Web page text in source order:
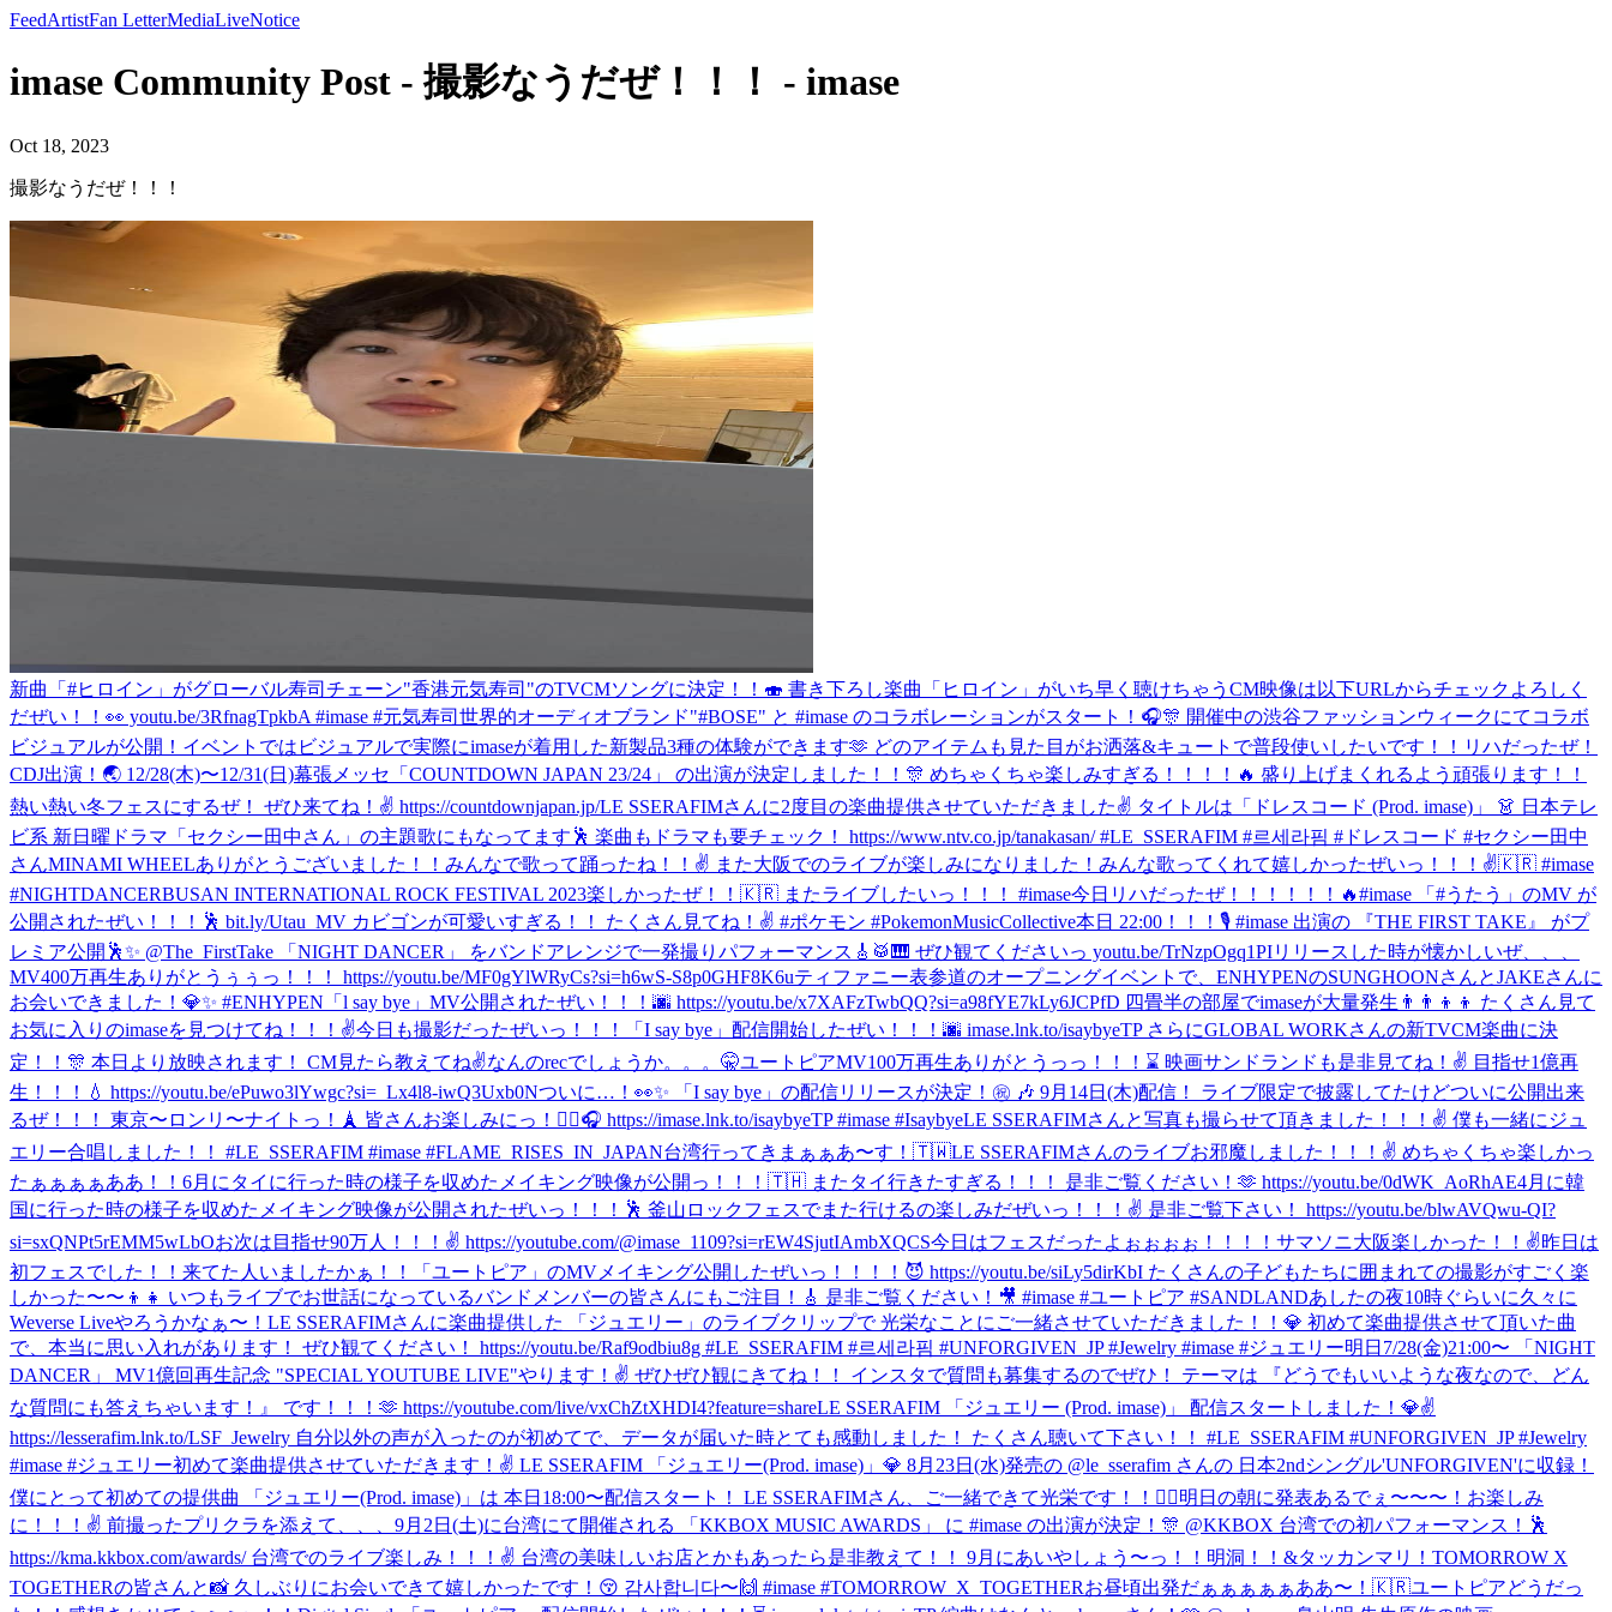
FeedArtistFan LetterMediaLiveNotice
imase Community Post - 撮影なうだぜ！！！ - imase
Oct 18, 2023
撮影なうだぜ！！！
新曲「#ヒロイン」がグローバル寿司チェーン"香港元気寿司"のTVCMソングに決定！！🍣 書き下ろし楽曲「ヒロイン」がいち早く聴けちゃうCM映像は以下URLからチェックよろしく
だぜい！！👀 youtu.be/3RfnagTpkbA #imase #元気寿司 世界的オーディオブランド"#BOSE" と #imase のコラボレーションがスタート！🎧🎊 開催中の渋谷ファッションウィークにてコラボ
ビジュアルが公開！イベントではビジュアルで実際にimaseが着用した新製品3種の体験ができます🫶 どのアイテムも見た目がお洒落&キュートで普段使いしたいです！！ リハだったぜ！
CDJ出演！🌏 12/28(木)〜12/31(日)幕張メッセ「COUNTDOWN JAPAN 23/24」 の出演が決定しました！！🎊 めちゃくちゃ楽しみすぎる！！！！🔥 盛り上げまくれるよう頑張ります！！
熱い熱い冬フェスにするぜ！ ぜひ来てね！✌️ https://countdownjapan.jp/LE SSERAFIMさんに2度目の楽曲提供させていただきました✌️ タイトルは「ドレスコード (Prod. imase)」 👗 日本テレ
ビ系 新日曜ドラマ「セクシー田中さん」の主題歌にもなってます🕺 楽曲もドラマも要チェック！ https://www.ntv.co.jp/tanakasan/ #LE_SSERAFIM #르세라핌 #ドレスコード #セクシー田中
さんMINAMI WHEELありがとうございました！！みんなで歌って踊ったね！！✌️ また大阪でのライブが楽しみになりました！ みんな歌ってくれて嬉しかったぜいっ！！！✌️🇰🇷 #imase
#NIGHTDANCERBUSAN INTERNATIONAL ROCK FESTIVAL 2023楽しかったぜ！！🇰🇷 またライブしたいっ！！！ #imase今日リハだったぜ！！！！！！🔥#imase 「#うたう」のMV が
公開されたぜい！！！🕺 bit.ly/Utau_MV カビゴンが可愛いすぎる！！ たくさん見てね！✌️ #ポケモン #PokemonMusicCollective本日 22:00！！！🎙️ #imase 出演の 『THE FIRST TAKE』 がプ
レミア公開🕺✨ @The_FirstTake 「NIGHT DANCER」 をバンドアレンジで一発撮りパフォーマンス🎸🥁🎹 ぜひ観てくださいっ youtu.be/TrNzpOgq1PIリリースした時が懐かしいぜ、、、
MV400万再生ありがとうぅぅっ！！！ https://youtu.be/MF0gYlWRyCs?si=h6wS-S8p0GHF8K6uティファニー表参道のオープニングイベントで、ENHYPENのSUNGHOONさんとJAKEさんに
お会いできました！💎✨ #ENHYPEN 「l say bye」MV公開されたぜい！！！🌆 https://youtu.be/x7XAFzTwbQQ?si=a98fYE7kLy6JCPfD 四畳半の部屋でimaseが大量発生👨‍👨‍👦‍👦 たくさん見て
お気に入りのimaseを見つけてね！！！✌️今日も撮影だったぜいっ！！！
「I say bye」配信開始したぜい！！！🌆 imase.lnk.to/isaybyeTP さらにGLOBAL WORKさんの新TVCM楽曲に決
定！！🎊 本日より放映されます！ CM見たら教えてね✌️なんのrecでしょうか。。。🤫ユートピアMV100万再生ありがとうっっ！！！⌛️ 映画サンドランドも是非見てね！✌️ 目指せ1億再
生！！！💧 https://youtu.be/ePuwo3lYwgc?si=_Lx4l8-iwQ3Uxb0Nついに…！👀✨ 「I say bye」の配信リリースが決定！㊗️ 🎶 9月14日(木)配信！ ライブ限定で披露してたけどついに公開出来
るぜ！！！ 東京〜ロンリ〜ナイトっ！🗼 皆さんお楽しみにっ！✌🏼🎧 https://imase.lnk.to/isaybyeTP #imase #IsaybyeLE SSERAFIMさんと写真も撮らせて頂きました！！！✌ 僕も一緒にジュ
エリー合唱しました！！ #LE_SSERAFIM #imase #FLAME_RISES_IN_JAPAN台湾行ってきまぁぁあ〜す！🇹🇼LE SSERAFIMさんのライブお邪魔しました！！！✌️ めちゃくちゃ楽しかっ
たぁぁぁぁああ！！ 6月にタイに行った時の様子を収めたメイキング映像が公開っ！！！🇹🇭 またタイ行きたすぎる！！！ 是非ご覧ください！🫶 https://youtu.be/0dWK_AoRhAE4月に韓
国に行った時の様子を収めたメイキング映像が公開されたぜいっ！！！🕺 釜山ロックフェスでまた行けるの楽しみだぜいっ！！！✌️ 是非ご覧下さい！ https://youtu.be/blwAVQwu-QI?
si=sxQNPt5rEMM5wLbOお次は目指せ90万人！！！✌️ https://youtube.com/@imase_1109?si=rEW4SjutIAmbXQCS今日はフェスだったよぉぉぉぉ！！！！サマソニ大阪楽しかった！！✌️昨日は
初フェスでした！！来てた人いましたかぁ！！
「ユートピア」のMVメイキング公開したぜいっ！！！！😈 https://youtu.be/siLy5dirKbI たくさんの子どもたちに囲まれての撮影がすごく楽
しかった〜〜👦👧 いつもライブでお世話になっているバンドメンバーの皆さんにもご注目！🎸 是非ご覧ください！🎥 #imase #ユートピア #SANDLANDあしたの夜10時ぐらいに久々に
Weverse Liveやろうかなぁ〜！ LE SSERAFIMさんに楽曲提供した 「ジュエリー」のライブクリップで 光栄なことにご一緒させていただきました！！💎 初めて楽曲提供させて頂いた曲
で、本当に思い入れがあります！ ぜひ観てください！ https://youtu.be/Raf9odbiu8g #LE_SSERAFIM #르세라핌 #UNFORGIVEN_JP #Jewelry #imase #ジュエリー明日7/28(金)21:00〜 「NIGHT
DANCER」 MV1億回再生記念 "SPECIAL YOUTUBE LIVE"やります！✌️ ぜひぜひ観にきてね！！ インスタで質問も募集するのでぜひ！ テーマは 『どうでもいいような夜なので、どん
な質問にも答えちゃいます！』 です！！！🫶 https://youtube.com/live/vxChZtXHDI4?feature=shareLE SSERAFIM 「ジュエリー (Prod. imase)」 配信スタートしました！💎✌️
https://lesserafim.lnk.to/LSF_Jewelry 自分以外の声が入ったのが初めてで、データが届いた時とても感動しました！ たくさん聴いて下さい！！ #LE_SSERAFIM #UNFORGIVEN_JP #Jewelry
#imase #ジュエリー初めて楽曲提供させていただきます！✌️ LE SSERAFIM 「ジュエリー(Prod. imase)」💎 8月23日(水)発売の @le_sserafim さんの 日本2ndシングル'UNFORGIVEN'に収録！
僕にとって初めての提供曲 「ジュエリー(Prod. imase)」は 本日18:00〜配信スタート！ LE SSERAFIMさん、ご一緒できて光栄です！！🙇‍♂️明日の朝に発表あるでぇ〜〜〜！お楽しみ
に！！！✌️ 前撮ったプリクラを添えて、、、 9月2日(土)に台湾にて開催される 「KKBOX MUSIC AWARDS」 に #imase の出演が決定！🎊 @KKBOX 台湾での初パフォーマンス！🕺
https://kma.kkbox.com/awards/ 台湾でのライブ楽しみ！！！✌️ 台湾の美味しいお店とかもあったら是非教えて！！ 9月にあいやしょう〜っ！！ 明洞！！&タッカンマリ！ TOMORROW X
TOGETHERの皆さんと📸 久しぶりにお会いできて嬉しかったです！😚 감사합니다〜🙌 #imase #TOMORROW_X_TOGETHERお昼頃出発だぁぁぁぁぁああ〜！🇰🇷ユートピアどうだっ